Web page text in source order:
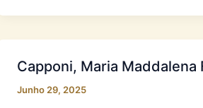
Capponi, Maria Maddalena
Junho 29, 2025